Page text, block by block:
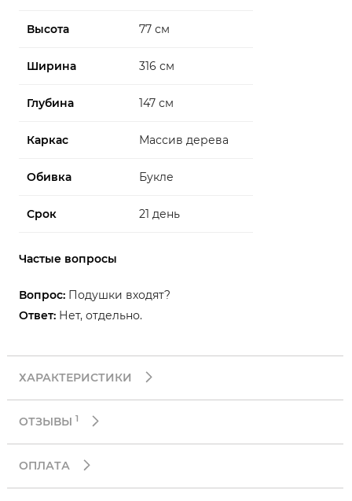
Высота 77 см
Ширина 316 см
Глубина 147 см
Каркас Массив дерева
Обивка Букле
Срок 21 день
Частые вопросы
Вопрос: Подушки входят?
Ответ: Нет, отдельно.
ХАРАКТЕРИСТИКИ
ОТЗЫВЫ 1
ОПЛАТА